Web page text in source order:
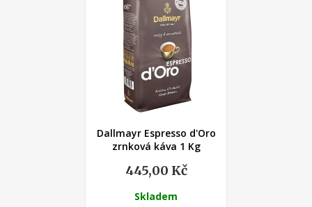
Dallmayr Espresso d'Oro
zrnková káva 1 Kg
445,00 Kč
Skladem